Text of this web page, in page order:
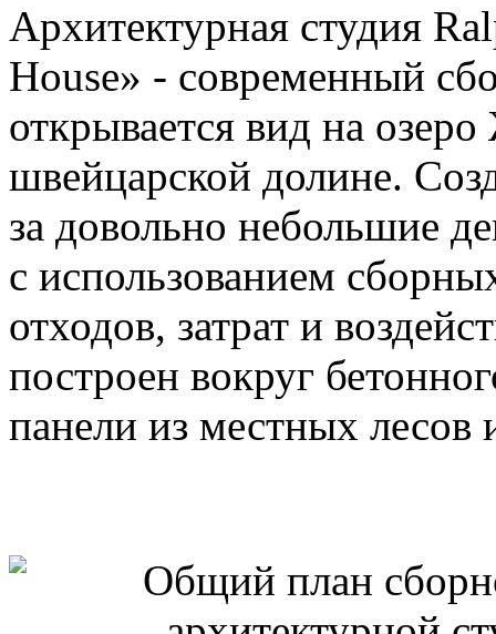
Архитектурная студия
House» - современный
открывается вид на
швейцарской долине.
за довольно небольшие
с использованием
отходов, затрат и
построен вокруг
панели из местных лесов